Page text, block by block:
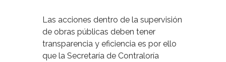
Las acciones dentro de la supervisión
de obras públicas deben tener
transparencia y eficiencia es por ello
que la Secretaría de Contraloría